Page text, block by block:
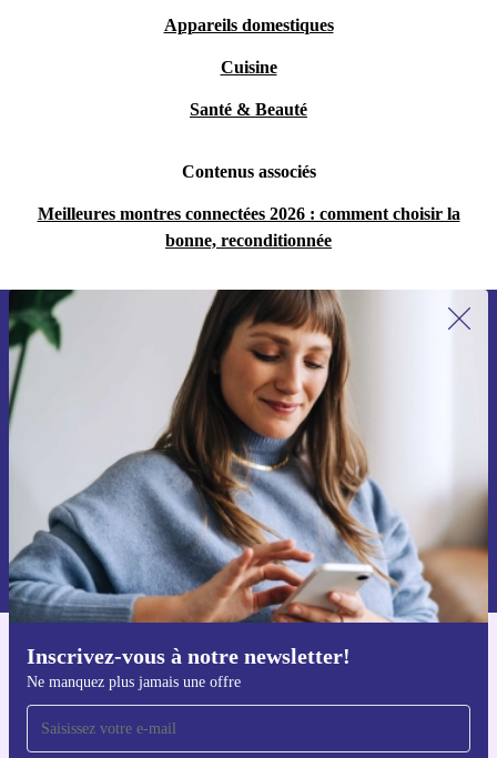
Appareils domestiques
Cuisine
Santé & Beauté
Contenus associés
Meilleures montres connectées 2026 : comment choisir la
bonne, reconditionnée
Inscrivez-vous à notre newsletter!
Ne manquez plus jamais une offre
Recevoir offres et infos de refurbed
par mail
Ne manquez plus aucune offre.
S'inscrire
Retrouvez les informations sur l'utilisation des données personnelles
dans notre
politique de confidentialité.
Téléchargez l'application refurbed
Pour iOS et Android